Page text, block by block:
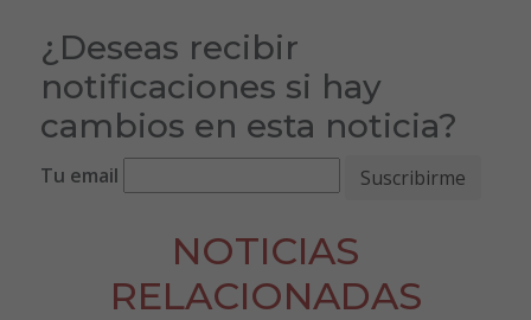
¿Deseas recibir
notificaciones si hay
cambios en esta noticia?
Tu email
NOTICIAS
RELACIONADAS